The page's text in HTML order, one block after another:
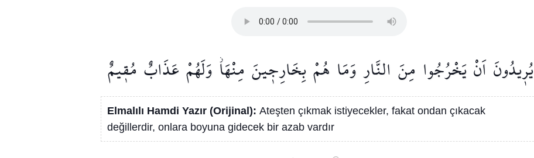
يُر۪يدُونَاَنْيَخْرُجُوا مِنَ النَّارِوَمَا هُمْبِخَارِج۪ينَ مِنْهَاۘ وَلَهُمْ عَذَابٌ مُق۪يمٌ
Elmalılı Hamdi Yazır (Orijinal): Ateşten çıkmak istiyecekler, fakat ondan çıkacak
değillerdir, onlara boyuna gidecek bir azab vardır